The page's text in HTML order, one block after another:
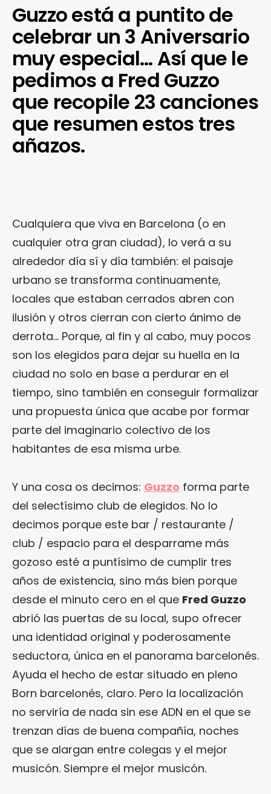
Guzzo está a puntito de
celebrar un 3 Aniversario
muy especial… Así que le
pedimos a Fred Guzzo
que recopile 23 canciones
que resumen estos tres
añazos.
Cualquiera que viva en Barcelona (o en
cualquier otra gran ciudad), lo verá a su
alrededor día sí y día también: el paisaje
urbano se transforma continuamente,
locales que estaban cerrados abren con
ilusión y otros cierran con cierto ánimo de
derrota… Porque, al fin y al cabo, muy pocos
son los elegidos para dejar su huella en la
ciudad no solo en base a perdurar en el
tiempo, sino también en conseguir formalizar
una propuesta única que acabe por formar
parte del imaginario colectivo de los
habitantes de esa misma urbe.
Y una cosa os decimos: Guzzo forma parte
del selectísimo club de elegidos. No lo
decimos porque este bar / restaurante /
club / espacio para el desparrame más
gozoso esté a puntísimo de cumplir tres
años de existencia, sino más bien porque
desde el minuto cero en el que Fred Guzzo
abrió las puertas de su local, supo ofrecer
una identidad original y poderosamente
seductora, única en el panorama barcelonés.
Ayuda el hecho de estar situado en pleno
Born barcelonés, claro. Pero la localización
no serviría de nada sin ese ADN en el que se
trenzan días de buena compañía, noches
que se alargan entre colegas y el mejor
musicón. Siempre el mejor musicón.